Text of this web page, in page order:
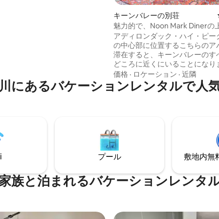
キーンバレーの別荘
魅力的で、Noon Mark Dinerの
ャビン風のアパート
アディロンダック・ハイ・ピー
の中心部に位置するこちらのア
滞在すると、キーンバレーのす
どころに近くにいることになり
名なNoon Mark Dinerの上にあ
食事やショッピングに行くに
です。この明るいクイーンサイ
ト、コーヒーメーカー、電子レ
ーブン、トースターを備えたダ
ッチン、55インチテレビとWi-
広いリビングルームがあります
価格 · ロケーション · 近隣
にあるバケーションレンタルで人
プール 敷地内無
族と泊まれるバケーションレンタ